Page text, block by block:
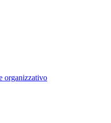
organizzativo